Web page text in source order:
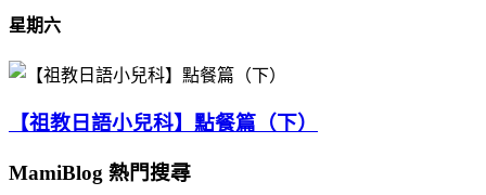
星期六
【祖教日語小兒科】點餐篇（下）
MamiBlog 熱門搜尋